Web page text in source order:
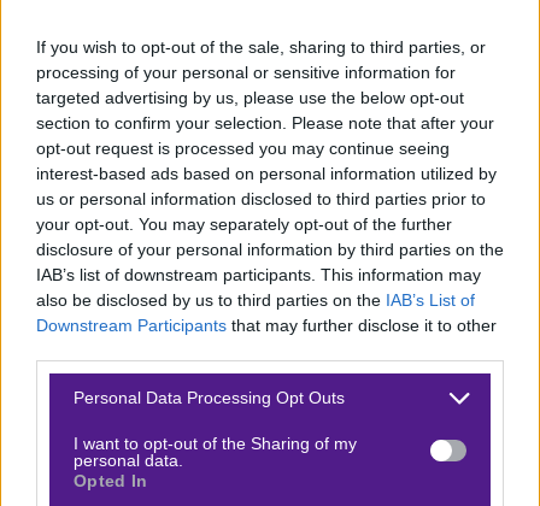
If you wish to opt-out of the sale, sharing to third parties, or
processing of your personal or sensitive information for
targeted advertising by us, please use the below opt-out
section to confirm your selection. Please note that after your
opt-out request is processed you may continue seeing
interest-based ads based on personal information utilized by
us or personal information disclosed to third parties prior to
your opt-out. You may separately opt-out of the further
disclosure of your personal information by third parties on the
IAB’s list of downstream participants. This information may
also be disclosed by us to third parties on the IAB’s List of
Downstream Participants that may further disclose it to other
Please note that this website/app uses one or more Google
not limited to your visit or usage behaviour. You may click to
grant or deny consent to Google and its third-party tags to
use your data for below specified purposes in below Google
Personal Data Processing Opt Outs
I want to opt-out of the Sharing of my
personal data.
Opted In
κάστρο της Ευρώπης. Αν κάποιος μου έβαζε το μαχαίρι
στο λαιμό… θα πήγαινα στο διπλό. Θα προτιμήσω όμως
ένα ειδικό.
Εσείς μπήκατε στο νέο Community του Betmatrix; Για
να δω τι tipsters είστε… Οι 3 κορυφαίοι για τονμήνα
Απρίλιο
θα κερδίσουν δώρα*!
Ο Ερυθρός Αστέρας εκτελεί 39,9 δίποντα ανά ματς και
η Μπαρτσελόνα 38,4. Στα δύο ματς της regular season
εκτελέστηκαν 79 και 82 δίποντα. Αν συνυπολογίσουμε
τους παίκτες που υπάρχουν στις δυο πλευρές και τον
ποντάρουμε χωρίς δεύτερη σκέψη στο over 70,5. Πάμε
λοιπόν σε αυτο το ειδικό,